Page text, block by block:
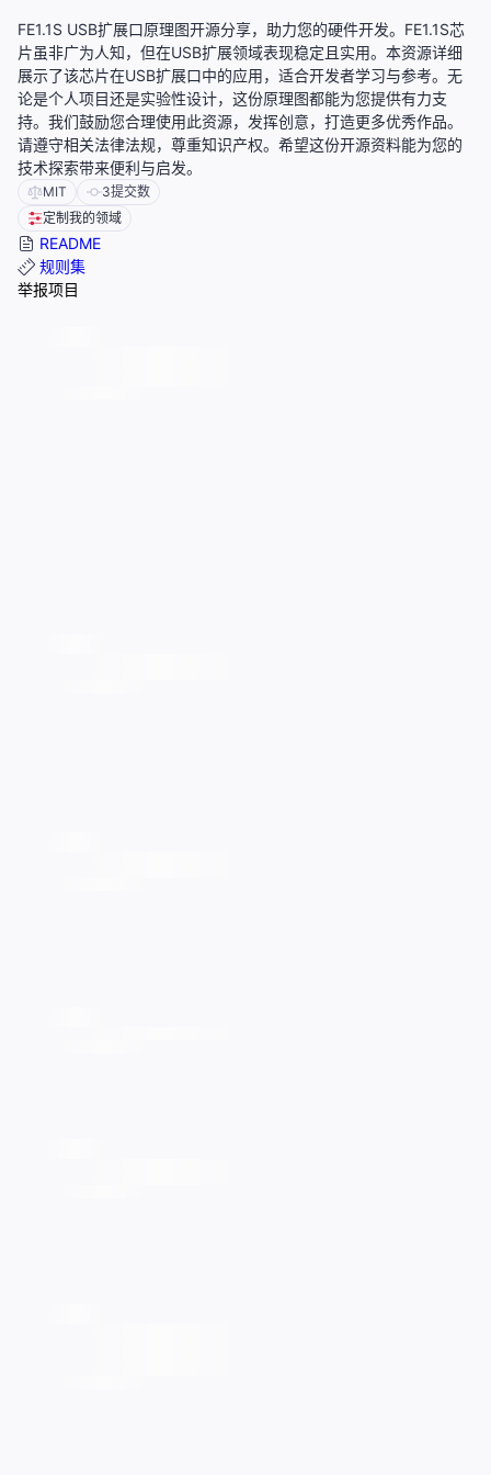
FE1.1S USB扩展口原理图开源分享，助力您的硬件开发。FE1.1S芯
片虽非广为人知，但在USB扩展领域表现稳定且实用。本资源详细
展示了该芯片在USB扩展口中的应用，适合开发者学习与参考。无
论是个人项目还是实验性设计，这份原理图都能为您提供有力支
持。我们鼓励您合理使用此资源，发挥创意，打造更多优秀作品。
请遵守相关法律法规，尊重知识产权。希望这份开源资料能为您的
技术探索带来便利与启发。
MIT 3提交数
定制我的领域
README
规则集
举报项目